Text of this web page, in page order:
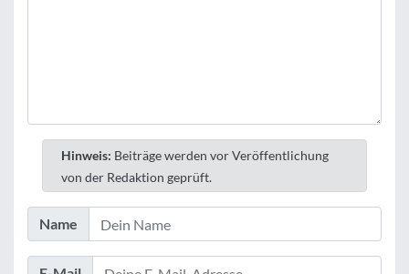
Hinweis: Beiträge werden vor Veröffentlichung
von der Redaktion geprüft.
Name